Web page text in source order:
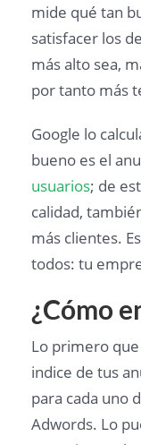
mide qué tan
satisfacer los
más alto sea,
por tanto más
Google lo
bueno es el
usuarios; de
calidad,
más clientes.
todos: tu
¿Cómo
Lo primero
indice de tus
para cada uno
Adwords. Lo